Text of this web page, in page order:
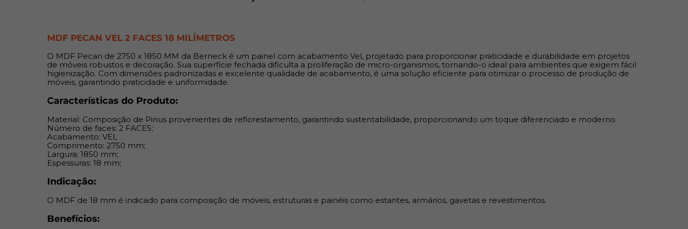
Benefícios:
furos; Alta durabilidade e resistência, garantindo excelente relação custo-
MDF PECAN VEL 2 FACES 18 MILÍMETROS
O MDF Pecan de 2750 x 1850 MM da Berneck é um painel com acabamento Vel, projetado para proporcionar praticidade e durabilidade em projetos
de móveis robustos e decoração. Sua superfície fechada dificulta a proliferação de micro-organismos, tornando-o ideal para ambientes que exigem fácil
higienização. Com dimensões padronizadas e excelente qualidade de acabamento, é uma solução eficiente para otimizar o processo de produção de
móveis, garantindo praticidade e uniformidade.
Características do Produto:
Material: Composição de Pinus provenientes de reflorestamento, garantindo sustentabilidade, proporcionando um toque diferenciado e moderno.
Número de faces: 2 FACES;
Acabamento: VEL
Comprimento: 2750 mm;
Largura: 1850 mm;
Espessuras: 18 mm;
Indicação:
O MDF de 18 mm é indicado para composição de móveis, estruturas e painéis como estantes, armários, gavetas e revestimentos.
Benefícios: